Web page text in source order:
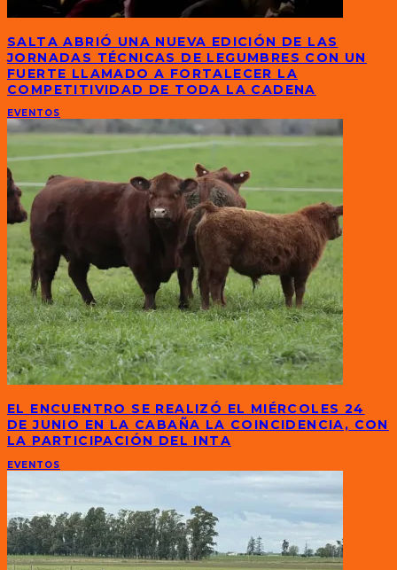
SALTA ABRIÓ UNA NUEVA EDICIÓN DE LAS
JORNADAS TÉCNICAS DE LEGUMBRES CON UN
FUERTE LLAMADO A FORTALECER LA
COMPETITIVIDAD DE TODA LA CADENA
EVENTOS
EL ENCUENTRO SE REALIZÓ EL MIÉRCOLES 24
DE JUNIO EN LA CABAÑA LA COINCIDENCIA, CON
LA PARTICIPACIÓN DEL INTA
EVENTOS